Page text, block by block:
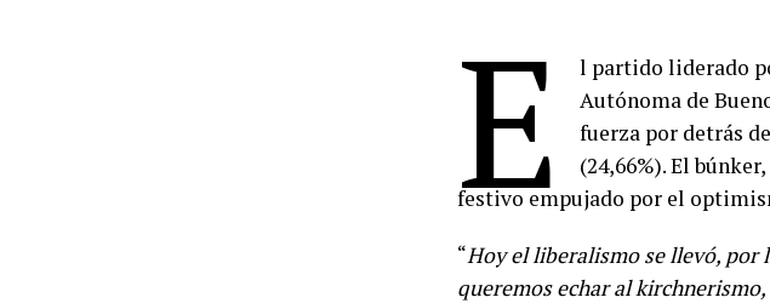
E
l partido liderado
Autónoma de
fuerza por detrás
(24,66%). El
festivo empujado por el
“Hoy el liberalismo se llevó, por
queremos echar al